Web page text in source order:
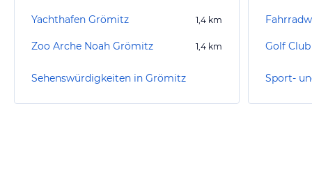
Yachthafen Grömitz 1,4 km
Zoo Arche Noah Grömitz 1,4 km
Sehenswürdigkeiten in Grömitz
Golf